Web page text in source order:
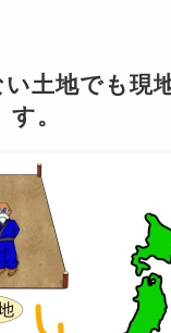
土地でも現
す。